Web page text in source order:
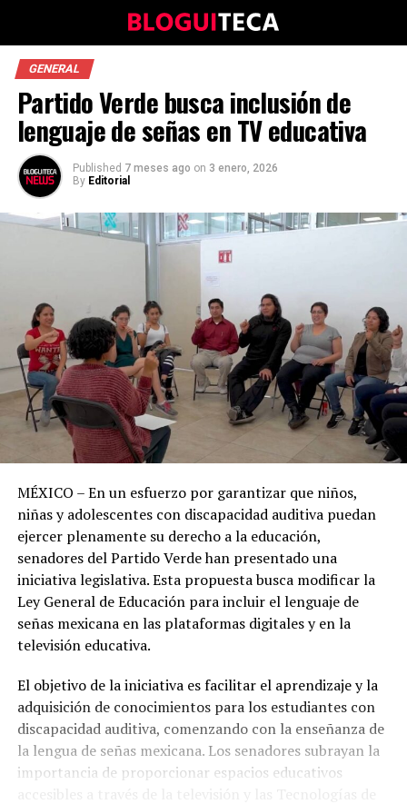
GENERAL
Partido Verde busca inclusión de
lenguaje de señas en TV educativa
Published 7 meses ago on 3 enero, 2026
By Editorial
MÉXICO – En un esfuerzo por garantizar que niños,
niñas y adolescentes con discapacidad auditiva puedan
ejercer plenamente su derecho a la educación,
senadores del Partido Verde han presentado una
iniciativa legislativa. Esta propuesta busca modificar la
Ley General de Educación para incluir el lenguaje de
señas mexicana en las plataformas digitales y en la
televisión educativa.
El objetivo de la iniciativa es facilitar el aprendizaje y la
adquisición de conocimientos para los estudiantes con
discapacidad auditiva, comenzando con la enseñanza de
la lengua de señas mexicana. Los senadores subrayan la
importancia de proporcionar espacios educativos